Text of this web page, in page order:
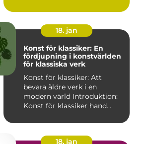
18. jan
Konst för klassiker: En
fördjupning i konstvärlden
för klassiska verk
Konst för klassiker: Att
bevara äldre verk i en
modern värld Introduktion:
Konst för klassiker hand...
18. jan